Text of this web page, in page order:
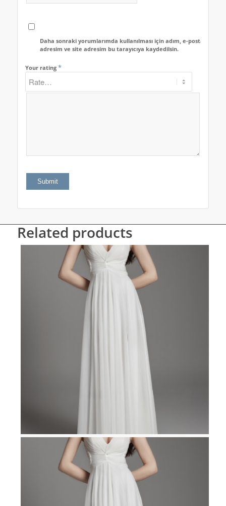
Daha sonraki yorumlarımda kullanılması için adım, e-posta
adresim ve site adresim bu tarayıcıya kaydedilsin.
Your rating *
Related products